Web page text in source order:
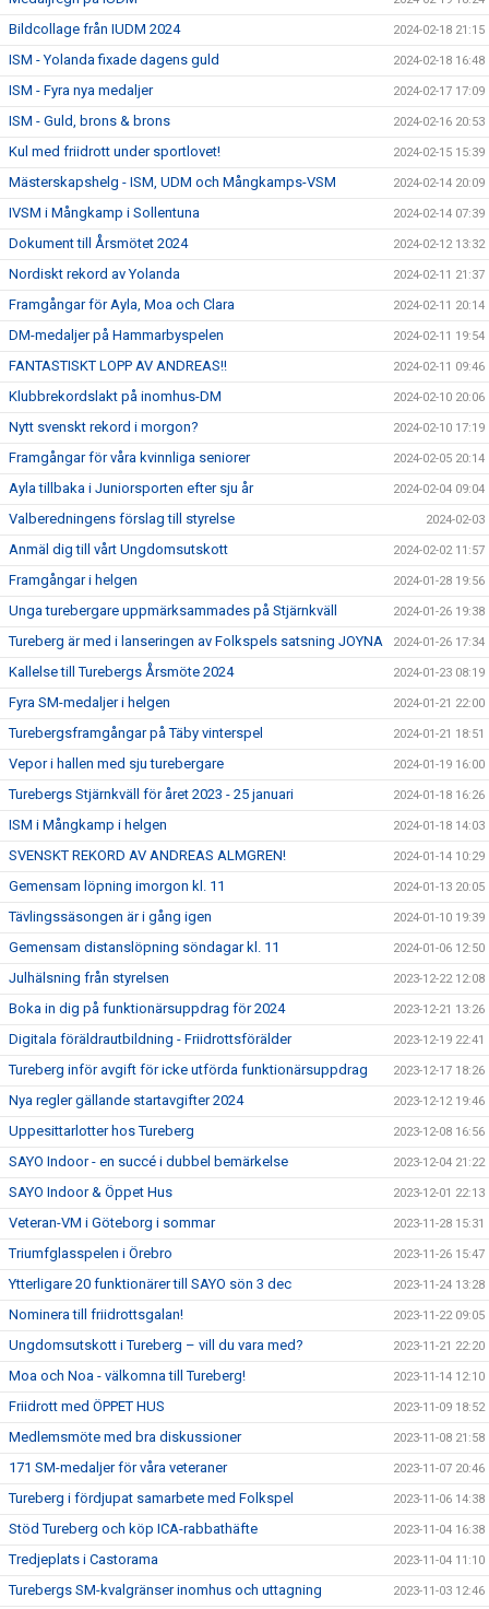
Bildcollage från IUDM 2024 2024-02-18 21:15
ISM - Yolanda fixade dagens guld 2024-02-18 16:48
ISM - Fyra nya medaljer 2024-02-17 17:09
ISM - Guld, brons & brons 2024-02-16 20:53
Kul med friidrott under sportlovet! 2024-02-15 15:39
Mästerskapshelg - ISM, UDM och Mångkamps-VSM 2024-02-14 20:09
IVSM i Mångkamp i Sollentuna 2024-02-14 07:39
Dokument till Årsmötet 2024 2024-02-12 13:32
Nordiskt rekord av Yolanda 2024-02-11 21:37
Framgångar för Ayla, Moa och Clara 2024-02-11 20:14
DM-medaljer på Hammarbyspelen 2024-02-11 19:54
FANTASTISKT LOPP AV ANDREAS!! 2024-02-11 09:46
Klubbrekordslakt på inomhus-DM 2024-02-10 20:06
Nytt svenskt rekord i morgon? 2024-02-10 17:19
Framgångar för våra kvinnliga seniorer 2024-02-05 20:14
Ayla tillbaka i Juniorsporten efter sju år 2024-02-04 09:04
Valberedningens förslag till styrelse 2024-02-03
Anmäl dig till vårt Ungdomsutskott 2024-02-02 11:57
Framgångar i helgen 2024-01-28 19:56
Unga turebergare uppmärksammades på Stjärnkväll 2024-01-26 19:38
Tureberg är med i lanseringen av Folkspels satsning JOYNA 2024-01-26 17:34
Kallelse till Turebergs Årsmöte 2024 2024-01-23 08:19
Fyra SM-medaljer i helgen 2024-01-21 22:00
Turebergsframgångar på Täby vinterspel 2024-01-21 18:51
Vepor i hallen med sju turebergare 2024-01-19 16:00
Turebergs Stjärnkväll för året 2023 - 25 januari 2024-01-18 16:26
ISM i Mångkamp i helgen 2024-01-18 14:03
SVENSKT REKORD AV ANDREAS ALMGREN! 2024-01-14 10:29
Gemensam löpning imorgon kl. 11 2024-01-13 20:05
Tävlingssäsongen är i gång igen 2024-01-10 19:39
Gemensam distanslöpning söndagar kl. 11 2024-01-06 12:50
Julhälsning från styrelsen 2023-12-22 12:08
Boka in dig på funktionärsuppdrag för 2024 2023-12-21 13:26
Digitala föräldrautbildning - Friidrottsförälder 2023-12-19 22:41
Tureberg inför avgift för icke utförda funktionärsuppdrag 2023-12-17 18:26
Nya regler gällande startavgifter 2024 2023-12-12 19:46
Uppesittarlotter hos Tureberg 2023-12-08 16:56
SAYO Indoor - en succé i dubbel bemärkelse 2023-12-04 21:22
SAYO Indoor & Öppet Hus 2023-12-01 22:13
Veteran-VM i Göteborg i sommar 2023-11-28 15:31
Triumfglasspelen i Örebro 2023-11-26 15:47
Ytterligare 20 funktionärer till SAYO sön 3 dec 2023-11-24 13:28
Nominera till friidrottsgalan! 2023-11-22 09:05
Ungdomsutskott i Tureberg – vill du vara med? 2023-11-21 22:20
Moa och Noa - välkomna till Tureberg! 2023-11-14 12:10
Friidrott med ÖPPET HUS 2023-11-09 18:52
Medlemsmöte med bra diskussioner 2023-11-08 21:58
171 SM-medaljer för våra veteraner 2023-11-07 20:46
Tureberg i fördjupat samarbete med Folkspel 2023-11-06 14:38
Stöd Tureberg och köp ICA-rabbathäfte 2023-11-04 16:38
Tredjeplats i Castorama 2023-11-04 11:10
Turebergs SM-kvalgränser inomhus och uttagning 2023-11-03 12:46